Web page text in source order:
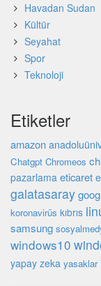
Havadan Sudan
Kültür
Seyahat
Spor
Teknoloji
Etiketler
amazon
Chatgpt Chromeos
pazarlama eticaret
galatasaray
koronavirüs kıbrıs
samsung
windows10
yapay zeka yasaklar